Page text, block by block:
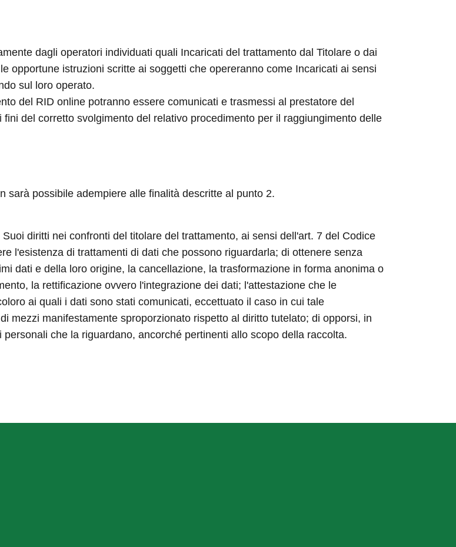
dagli operatori individuati quali Incaricati del trattamento dal Titolare o dai
opportune istruzioni scritte ai soggetti che opereranno come Incaricati ai sensi
sul loro operato.
del RID online potranno essere comunicati e trasmessi al prestatore del
del corretto svolgimento del relativo procedimento per il raggiungimento delle
sarà possibile adempiere alle finalità descritte al punto 2.
diritti nei confronti del titolare del trattamento, ai sensi dell'art. 7 del Codice
l'esistenza di trattamenti di dati che possono riguardarla; di ottenere senza
dati e della loro origine, la cancellazione, la trasformazione in forma anonima o
la rettificazione ovvero l'integrazione dei dati; l'attestazione che le
ai quali i dati sono stati comunicati, eccettuato il caso in cui tale
mezzi manifestamente sproporzionato rispetto al diritto tutelato; di opporsi, in
che la riguardano, ancorché pertinenti allo scopo della raccolta.